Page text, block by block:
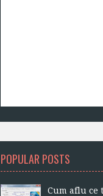
POPULAR POSTS
Cum aflu ce